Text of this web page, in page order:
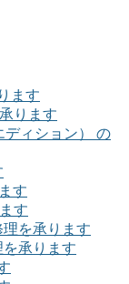
ます
ります
ディション） の
す
す
理を承ります
承ります